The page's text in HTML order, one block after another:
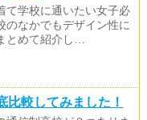
て学校に通いたい女子必
のなかでもデザイン性に
とめて紹介し…
比較してみました！